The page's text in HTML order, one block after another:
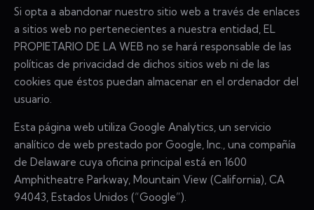
Si opta a abandonar nuestro sitio web a través de enlaces
a sitios web no pertenecientes a nuestra entidad, EL
PROPIETARIO DE LA WEB no se hará responsable de las
políticas de privacidad de dichos sitios web ni de las
cookies que éstos puedan almacenar en el ordenador del
usuario.
Esta página web utiliza Google Analytics, un servicio
analítico de web prestado por Google, Inc., una compañía
de Delaware cuya oficina principal está en 1600
Amphitheatre Parkway, Mountain View (California), CA
94043, Estados Unidos (“Google”).